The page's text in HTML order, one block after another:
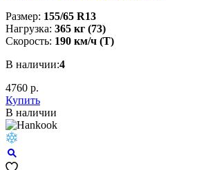
Размер: 155/65 R13
Нагрузка: 365 кг (73)
Скорость: 190 км/ч (T)
В наличии:4
4760 р.
Купить
В наличии